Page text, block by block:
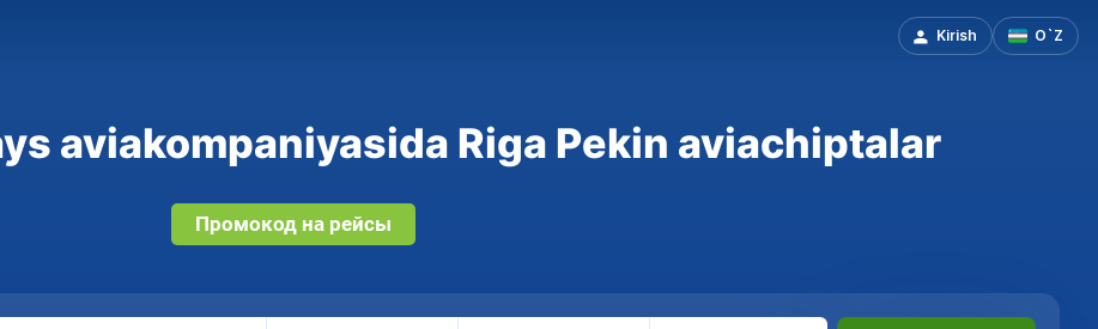
Kirish O`Z
aviakompaniyasida Riga Pekin aviachiptalar
Промокод на рейсы